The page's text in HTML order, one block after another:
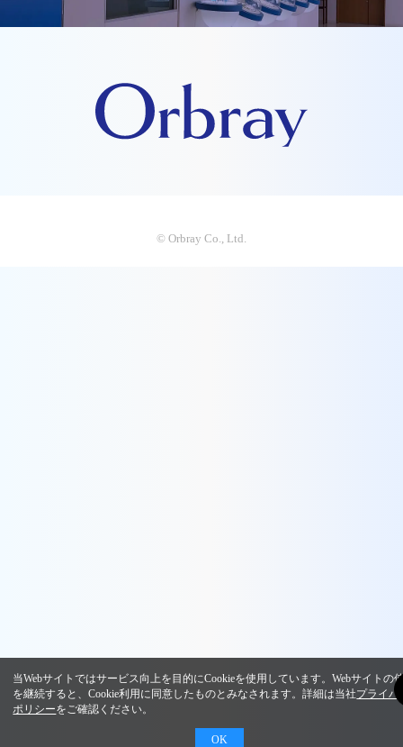
© Orbray Co., Ltd.
当Webサイトではサービス向上を目的にCookieを使用しています。Webサイトの
を継続すると、Cookie利用に同意したものとみなされます。詳細は当社プライバ
ポリシーをご確認ください。
OK